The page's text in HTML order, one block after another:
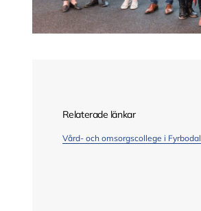
Relaterade länkar
Vård- och omsorgscollege i Fyrbodal